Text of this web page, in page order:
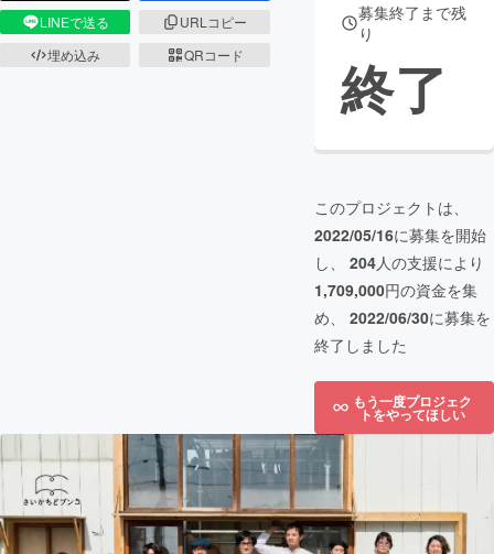
LINEで送る
URLコピー
埋め込み
QRコード
募集終了まで残
り
終了
このプロジェクトは、
2022/05/16に募集を開始
し、 204人の支援により
1,709,000円の資金を集
め、 2022/06/30に募集を
終了しました
もう一度プロジェク
トをやってほしい